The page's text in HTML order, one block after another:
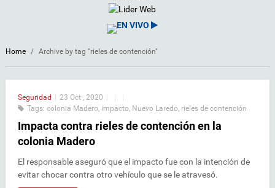
EN VIVO
Home / Archive by tag "rieles de contención"
Seguridad 23 Oct , 2020
Tags: colonia Madero, impacto, Nuevo Laredo, rieles de contención
Impacta contra rieles de contención en la
colonia Madero
El responsable aseguró que el impacto fue con la intención de
evitar chocar contra otro vehículo que se le atravesó.